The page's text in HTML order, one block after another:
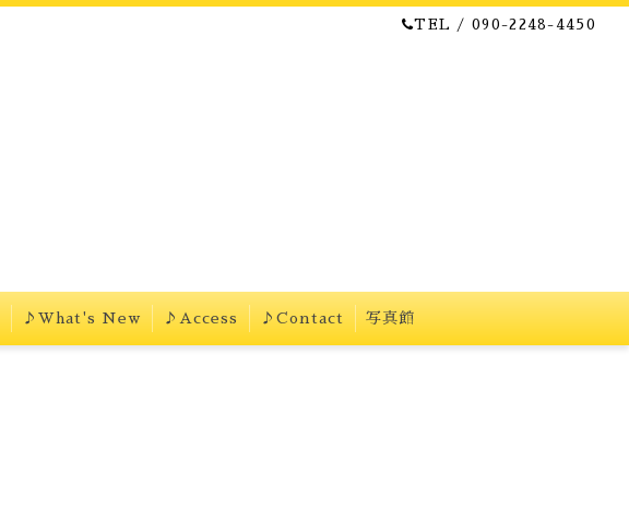
TEL / 090-2248-4450
♪What's New ♪Access ♪Contact 写真館